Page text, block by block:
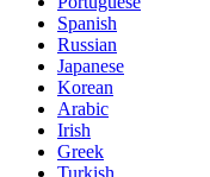
Spanish
Russian
Japanese
Korean
Arabic
Irish
Greek